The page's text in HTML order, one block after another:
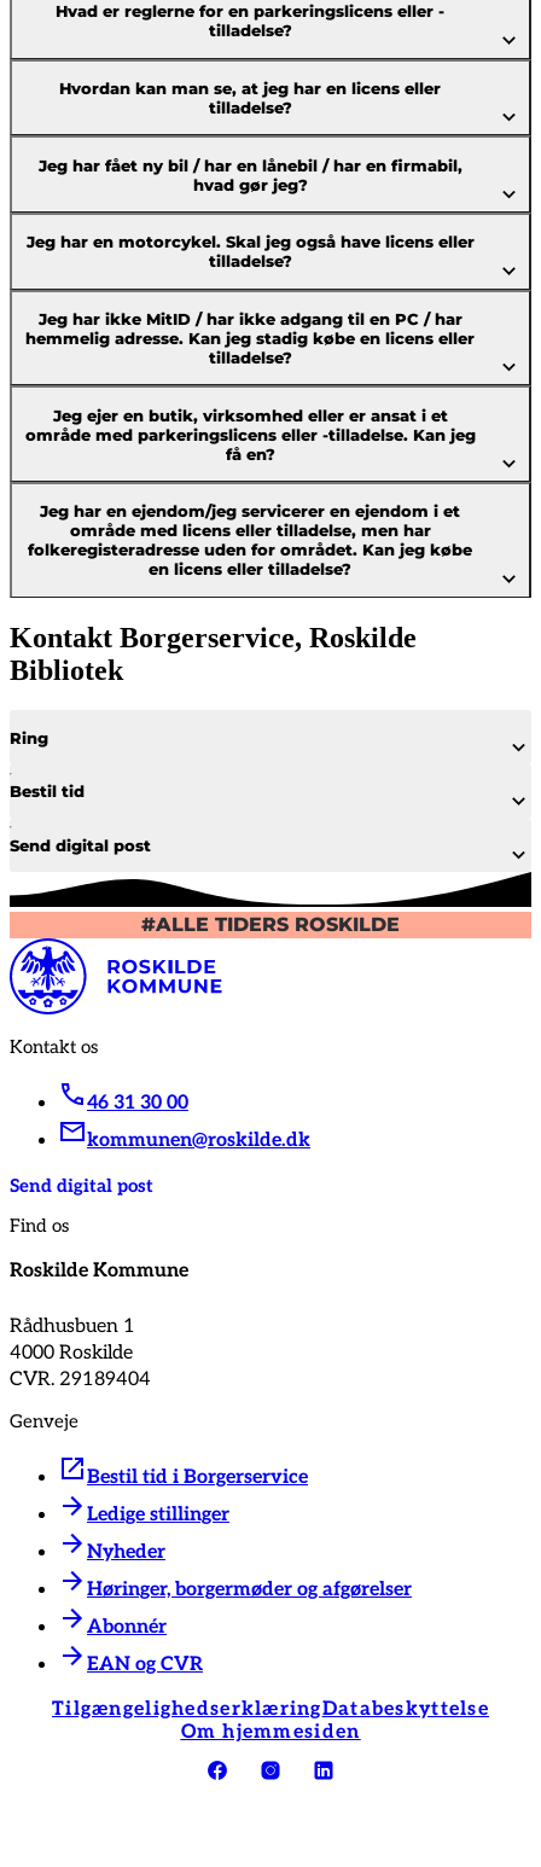
Hvad er reglerne for en parkeringslicens eller -
tilladelse?
Hvordan kan man se, at jeg har en licens eller
tilladelse?
Jeg har fået ny bil / har en lånebil / har en firmabil,
hvad gør jeg?
Jeg har en motorcykel. Skal jeg også have licens eller
tilladelse?
Jeg har ikke MitID / har ikke adgang til en PC / har
hemmelig adresse. Kan jeg stadig købe en licens eller
tilladelse?
Jeg ejer en butik, virksomhed eller er ansat i et
område med parkeringslicens eller -tilladelse. Kan jeg
få en?
Jeg har en ejendom/jeg servicerer en ejendom i et
område med licens eller tilladelse, men har
folkeregisteradresse uden for området. Kan jeg købe
en licens eller tilladelse?
Kontakt Borgerservice, Roskilde
Bibliotek
Ring
Bestil tid
Send digital post
#ALLE TIDERS ROSKILDE
Kontakt os
46 31 30 00
kommunen@roskilde.dk
Send digital post
Find os
Roskilde Kommune
Rådhusbuen 1
4000 Roskilde
CVR. 29189404
Genveje
Bestil tid i Borgerservice
Ledige stillinger
Nyheder
Høringer, borgermøder og afgørelser
Abonnér
EAN og CVR
TilgængelighedserklæringDatabeskyttelse
Om hjemmesiden